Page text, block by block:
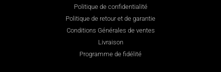
Politique de confidentialité
Politique de retour et de garantie
Conditions Générales de ventes
Livraison
Programme de fidélité